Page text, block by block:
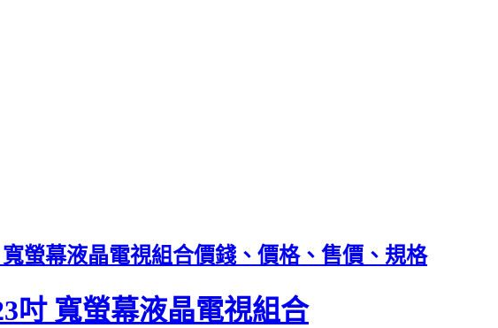
寬螢幕液晶電視組合價錢、價格、售價、規格
吋 寬螢幕液晶電視組合